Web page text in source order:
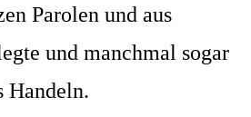
Parolen und aus
und manchmal sogar
Handeln.